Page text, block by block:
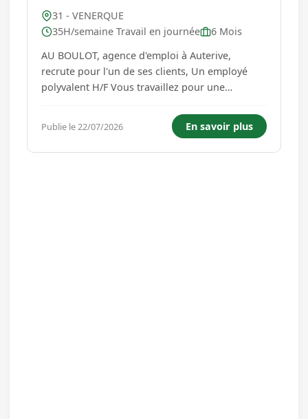
31 - VENERQUE
35H/semaine Travail en journée
6 Mois
AU BOULOT, agence d'emploi à Auterive,
recrute pour l'un de ses clients, Un employé
polyvalent H/F Vous travaillez pour une
Assurer la remise en température des repas
dans le respect des règles d...
Publie le 22/07/2026 En savoir plus